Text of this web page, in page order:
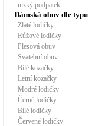
nízký podpatek
Dámská obuv dle typu
Zlaté lodičky
Růžové lodičky
Plesová obuv
Svatební obuv
Bílé kozačky
Letní kozačky
Modré lodičky
Černé lodičky
Bílé lodičky
Červené lodičky